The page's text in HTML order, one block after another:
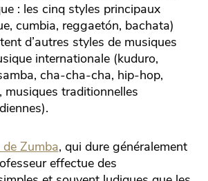
: les cinq styles principaux
cumbia, reggaetón, bachata)
d’autres styles de musiques
internationale (kuduro,
cha-cha-cha, hip-hop,
musiques traditionnelles
Zumba, qui dure généralement
effectue des